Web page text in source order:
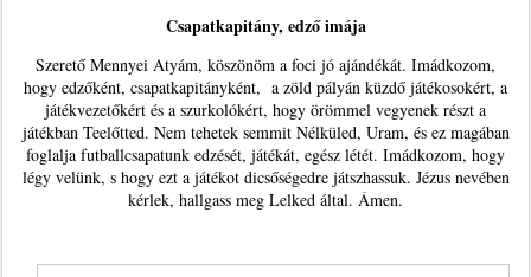
Csapatkapitány, edző imája
Szerető Mennyei Atyám, köszönöm a foci jó ajándékát. Imádkozom,
hogy edzőként, csapatkapitányként, a zöld pályán küzdő játékosokért, a
játékvezetőkért és a szurkolókért, hogy örömmel vegyenek részt a
játékban Teelőtted. Nem tehetek semmit Nélküled, Uram, és ez magában
foglalja futballcsapatunk edzését, játékát, egész létét. Imádkozom, hogy
légy velünk, s hogy ezt a játékot dicsőségedre játszhassuk. Jézus nevében
kérlek, hallgass meg Lelked által. Ámen.